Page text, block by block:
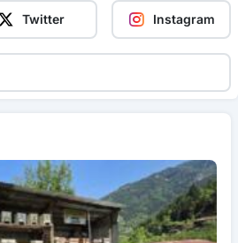
Twitter Instagram